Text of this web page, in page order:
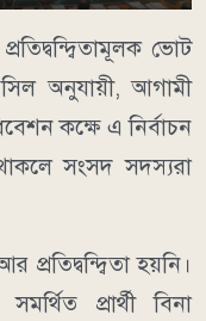
ভোট
অনুযায়ী, আগামী
কক্ষে এ নির্বাচন
সংসদ সদস্যরা
প্রতিদ্বন্দ্বিতা হয়নি।
প্রার্থী বিনা